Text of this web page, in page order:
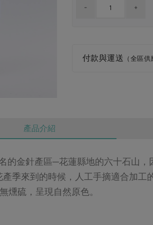
付款與運送 （全區
產品介紹
的金針產區─花蓮縣地的六十石山
季來到的時候，人工手摘適合加
燻硫，呈現自然原色。